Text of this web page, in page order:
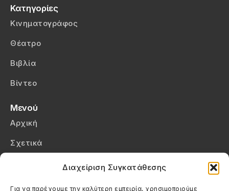
Διαχείριση Συγκατάθεσης
Για να παρέχουμε την καλύτερη εμπειρία, χρησιμοποιούμε
Κατηγορίες
Κινηματογράφος
Θέατρο
Βιβλία
Βίντεο
Μενού
Αρχική
Σχετικά